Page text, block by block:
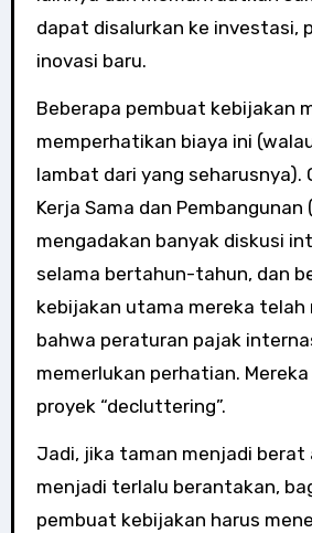
dapat disalurkan ke investasi,
inovasi baru.
Beberapa pembuat kebijakan
memperhatikan biaya ini
lambat dari yang seharusnya).
Kerja Sama dan Pembangunan
mengadakan banyak diskusi
selama bertahun-tahun, dan
kebijakan utama mereka
bahwa peraturan pajak
memerlukan perhatian.
proyek “decluttering”.
Jadi, jika taman menjadi berat
menjadi terlalu berantakan,
pembuat kebijakan harus